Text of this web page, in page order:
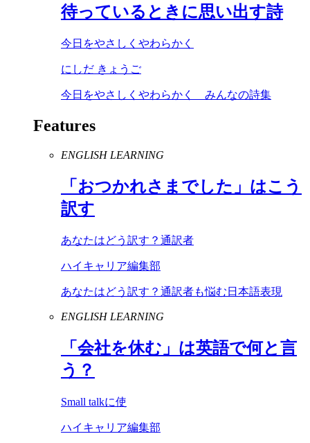
待っているときに思い出す詩
今日をやさしくやわらかく
にしだ きょうご
今日をやさしくやわらかく みんなの詩集
Features
ENGLISH LEARNING
「おつかれさまでした」はこう
訳す
あなたはどう訳す？通訳者
ハイキャリア編集部
あなたはどう訳す？通訳者も悩む日本語表現
ENGLISH LEARNING
「会社を休む」は英語で何と言
う？
Small talkに使
ハイキャリア編集部